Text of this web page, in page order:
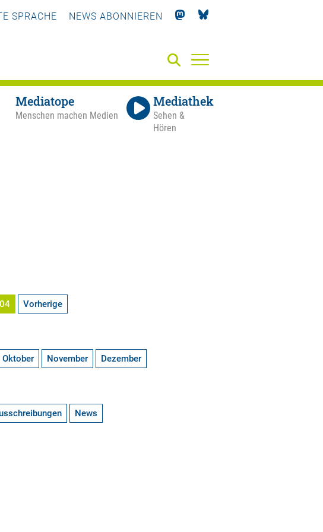
SPRACHE NEWS ABONNIEREN
Mediatope
Menschen machen Medien
Mediathek
Sehen &
Hören
Vorherige
Oktober November Dezember
News